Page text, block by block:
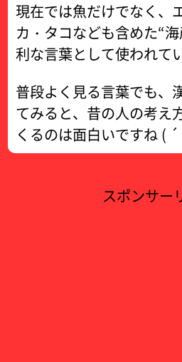
現在では魚だけでなく、
カ・タコなども含めた“
利な言葉として使われて
普段よく見る言葉でも、
てみると、昔の人の考え
くるのは面白いですね (
スポンサー